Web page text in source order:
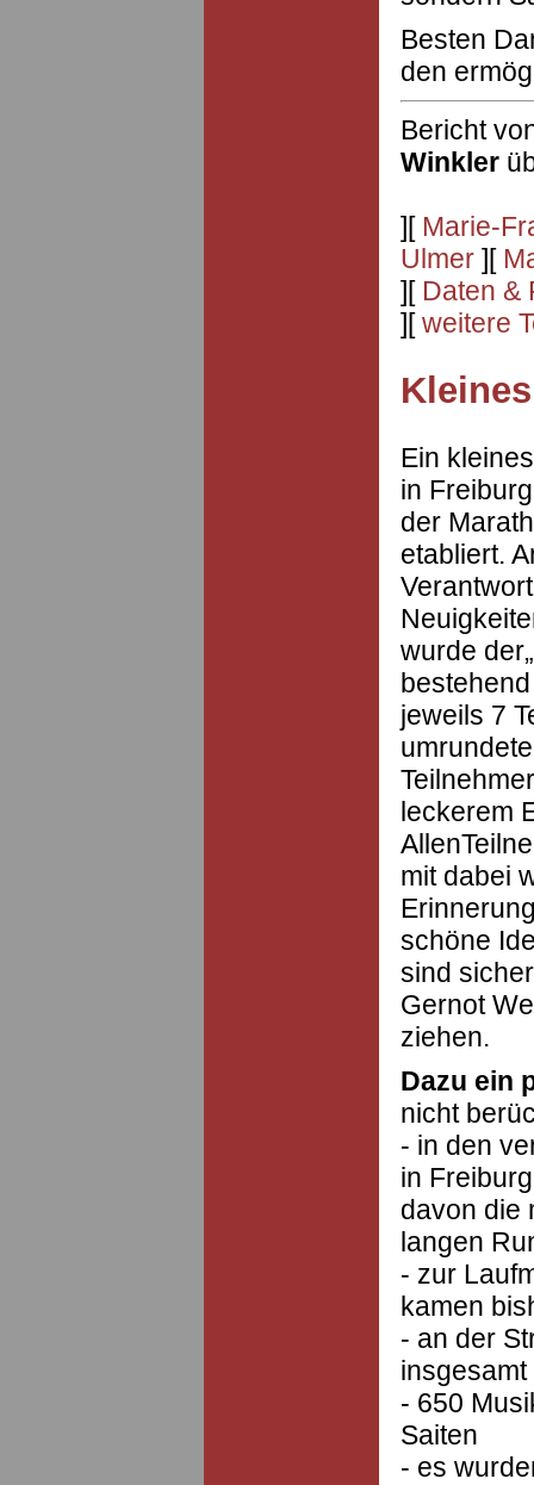
Besten
den
Bericht
Winkler
][ Marie-
Ulmer ][
][ Daten &
][weitere
Ein
in
der
etabliert.
wurde
jeweils 7
leckerem
mit dabei
schöne
sind
Gernot
ziehen.
Dazu ein
nicht
- in den
in
davon die
langen
- zur
kamen
- an der
- 650
Saiten
- es